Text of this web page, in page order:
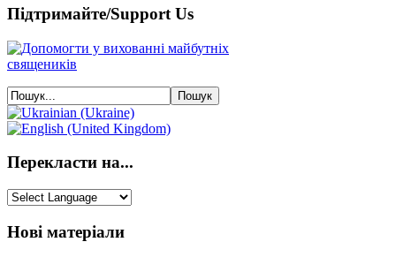
Підтримайте/Support Us
Перекласти на...
Нові матеріали